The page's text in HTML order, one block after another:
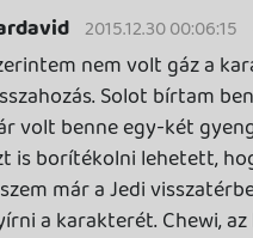
hogy meghalhasson. És most
tényleg megöltek egy ilyen
karaktert? Ne már...
amilyen cool arcnak
olyan pocsék ellenfél lett.
messze áll az ikonikus Darth
A király maszkja alatt igazi
feje volt, plusz már így az első
úgy elverték, hogy most már